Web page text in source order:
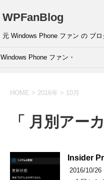
WPFanBlog
元 Windows Phone ファン の ブロ
Windows Phone ファン・
HOME > 2016年 > 10月
「 月別アー
Insider
2016/10/26